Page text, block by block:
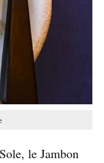
le Jambon